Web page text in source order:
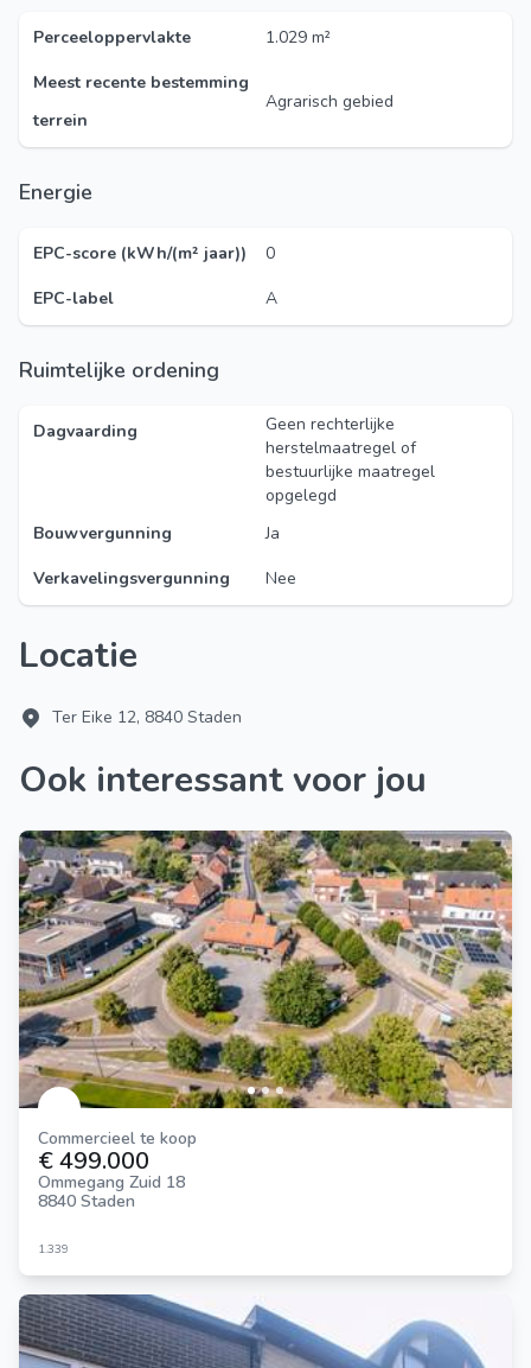
Perceeloppervlakte
1.029 m²
Meest recente bestemming
terrein
Agrarisch gebied
Energie
EPC-score (kWh/(m² jaar))
0
EPC-label
A
Ruimtelijke ordening
Dagvaarding
Geen rechterlijke
herstelmaatregel of
bestuurlijke maatregel
opgelegd
Bouwvergunning
Ja
Verkavelingsvergunning
Nee
Locatie
Ter Eike 12, 8840 Staden
Ook interessant voor jou
Commercieel te koop
€ 499.000
Ommegang Zuid 18
8840 Staden
1.339